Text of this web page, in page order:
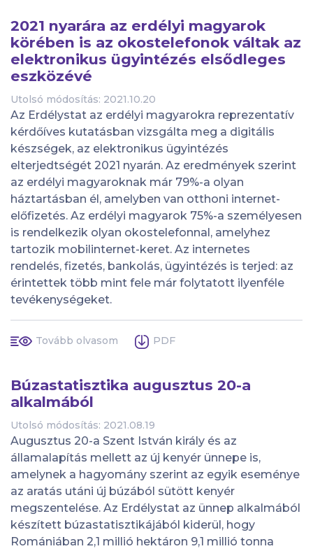
2021 nyarára az erdélyi magyarok
körében is az okostelefonok váltak az
elektronikus ügyintézés elsődleges
eszközévé
Utolsó módosítás: 2021.10.20
Az Erdélystat az erdélyi magyarokra reprezentatív
kérdőíves kutatásban vizsgálta meg a digitális
készségek, az elektronikus ügyintézés
elterjedtségét 2021 nyarán. Az eredmények szerint
az erdélyi magyaroknak már 79%-a olyan
háztartásban él, amelyben van otthoni internet-
előfizetés. Az erdélyi magyarok 75%-a személyesen
is rendelkezik olyan okostelefonnal, amelyhez
tartozik mobilinternet-keret. Az internetes
rendelés, fizetés, bankolás, ügyintézés is terjed: az
érintettek több mint fele már folytatott ilyenféle
tevékenységeket.
Tovább olvasom PDF
Búzastatisztika augusztus 20-a
alkalmából
Utolsó módosítás: 2021.08.19
Augusztus 20-a Szent István király és az
államalapítás mellett az új kenyér ünnepe is,
amelynek a hagyomány szerint az egyik eseménye
az aratás utáni új búzából sütött kenyér
megszentelése. Az Erdélystat az ünnep alkalmából
készített búzastatisztikájából kiderül, hogy
Romániában 2,1 millió hektáron 9,1 millió tonna